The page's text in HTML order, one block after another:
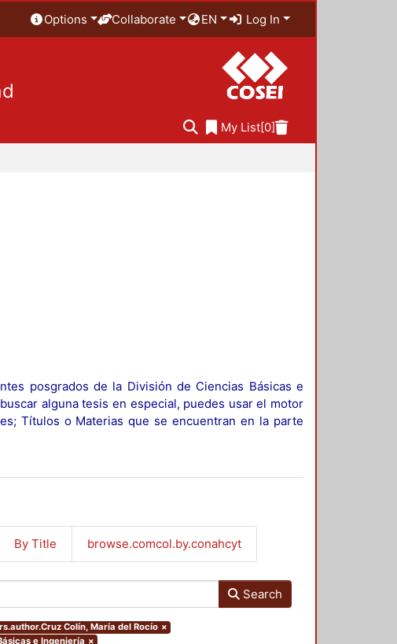
Options Collaborate EN Log In
My List[0]
posgrados de la División de Ciencias Básicas e
alguna tesis en especial, puedes usar el motor
Títulos o Materias que se encuentran en la parte
By Title browse.comcol.by.conahcyt
Search
Colín, María del Rocío ×
e Ingeniería ×